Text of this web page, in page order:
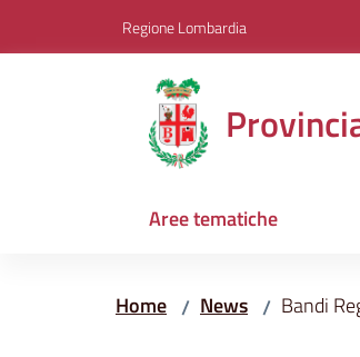
Regione Lombardia
Aree tematiche
Home / News / Bandi